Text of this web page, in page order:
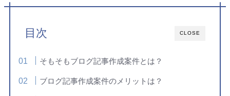
CLOSE
目次
そもそもブログ記事作成案件とは？
ブログ記事作成案件のメリットは？